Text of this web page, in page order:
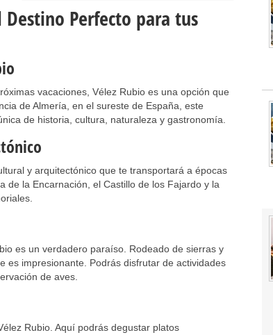
Destino Perfecto para tus
vacaciones, Vélez Rubio es una opción que
de Almería, en el sureste de España, este
de historia, cultura, naturaleza y gastronomía.
y arquitectónico que te transportará a épocas
de la Encarnación, el Castillo de los Fajardo y la
es un verdadero paraíso. Rodeado de sierras y
es impresionante. Podrás disfrutar de actividades
de aves.
Rubio. Aquí podrás degustar platos